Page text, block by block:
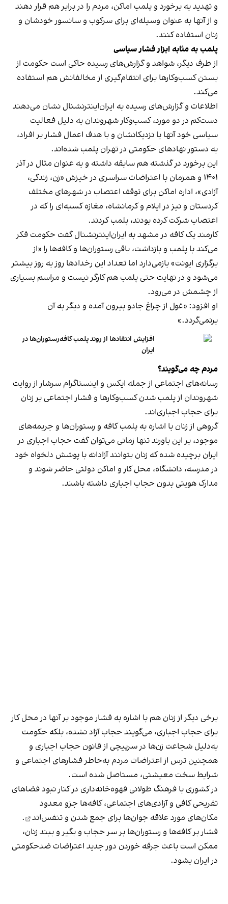
و تهدید به برخورد و پلمب اماکن، مردم را در برابر هم قرار دهند
و از آنها به عنوان وسیله‌ای برای سرکوب و سانسور خودشان و
زنان استفاده کنند.
پلمب به مثابه ابزار فشار سیاسی
از طرف دیگر، شواهد و گزارش‌های رسیده حاکی است حکومت از
بستن کسب‌وکارها برای انتقام‌گیری از مخالفانش هم استفاده
می‌کند.
اطلاعات و گزارش‌های رسیده به ایران‌اینترنشنال نشان می‌دهند
دست‌کم در دو مورد، کسب‌وکار شهروندان به دلیل فعالیت
سیاسی خود آنها یا نزدیکانشان و با هدف اعمال فشار بر افراد،
به دستور نهادهای حکومتی در تهران پلمب شده‌اند.
این برخورد در گذشته هم سابقه داشته و به عنوان مثال در آذر
۱۴۰۱ و همزمان با اعتراضات سراسری در خیزش «زن، زندگی،
آزادی»، اداره اماکن برای توقف اعتصاب در شهرهای مختلف
کردستان و نیز در ایلام و کرمانشاه، مغازه کسبه‌ای را که در
اعتصاب شرکت کرده بودند، پلمب کردند.
کارمند یک کافه در مشهد به ایران‌اینترنشنال گفت حکومت فکر
می‌کند با پلمب و بازداشت، باقی رستوران‌ها و کافه‌ها را «از
برگزاری ایونت» بازمی‌دارد اما تعداد این رخدادها روز به روز بیشتر
می‌شود و در نهایت حتی پلمب هم کارگر نیست و مراسم بسیاری
از چشمش در می‌رود.
او افزود: «غول از چراغ جادو بیرون آمده و دیگر به آن
برنمی‎‌گردد.»
افزایش انتقادها از روند پلمب کافه‌رستوران‌ها در
ایران
مردم چه می‌گویند؟
رسانه‎‌های اجتماعی از جمله ایکس و اینستاگرام سرشار از روایت
شهروندان از پلمب شدن کسب‌وکارها و فشار اجتماعی بر زنان
برای حجاب اجباری‌اند.
گروهی از زنان با اشاره به پلمب کافه و رستوران‌ها و جریمه‌های
موجود، بر این باورند تنها زمانی می‌توان گفت حجاب اجباری در
ایران برچیده شده که زنان بتوانند آزادانه با پوشش دلخواه خود
در مدرسه، دانشگاه، محل کار و اماکن دولتی حاضر شوند و
مدارک هویتی بدون حجاب اجباری داشته باشند.
برخی دیگر از زنان هم با اشاره به فشار موجود بر آنها در محل کار
برای حجاب اجباری، می‌گویند حجاب آزاد نشده، بلکه حکومت
به‌دلیل شجاعت زن‌ها در سرپیچی از قانون حجاب اجباری و
همچنین ترس از اعتراضات مردم به‌خاطر فشارهای اجتماعی و
شرایط سخت معیشتی، مستاصل شده است.
در کشوری با فرهنگ طولانی قهوه‌‌خانه‌داری در کنار نبود فضاهای
تفریحی کافی و آزادی‌های اجتماعی، کافه‌ها جزو معدود
مکان‌های مورد علاقه جوان‌ها برای جمع شدن و تنفس‌اند
.
فشار بر کافه‌ها و رستوران‌ها بر سر حجاب و بگیر و ببند زنان،
ممکن است باعث جرقه خوردن دور جدید اعتراضات ضدحکومتی
در ایران بشود.